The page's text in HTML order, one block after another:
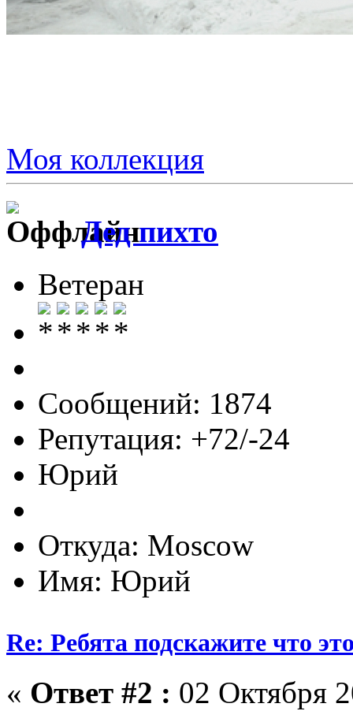
Моя коллекция
Дед пихто
Ветеран
Сообщений: 1874
Репутация: +72/-24
Юрий
Откуда: Moscow
Имя: Юрий
Re: Ребята подскажите что
« Ответ #2 : 02 Октября